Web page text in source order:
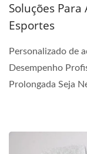
Soluções
Esportes
Personalizado de
Desempenho
Prolongada Seja